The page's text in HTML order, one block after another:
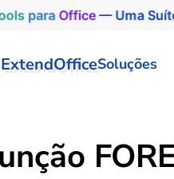
para Office— Uma
ExtendOfficeSoluções